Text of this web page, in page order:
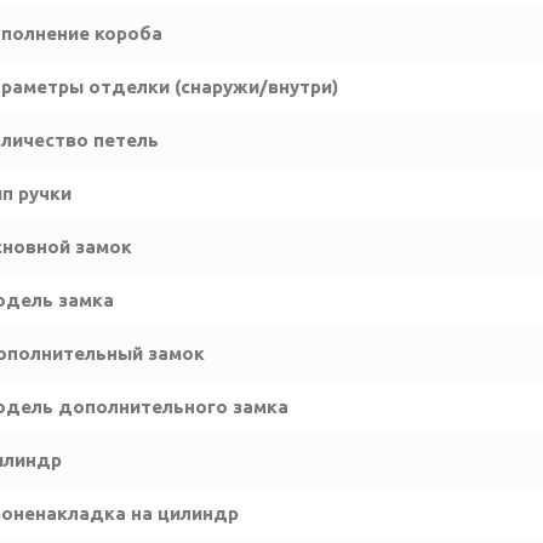
короба
отделки (снаружи/внутри)
петель
ручки
замок
замка
замок
дополнительного замка
на цилиндр